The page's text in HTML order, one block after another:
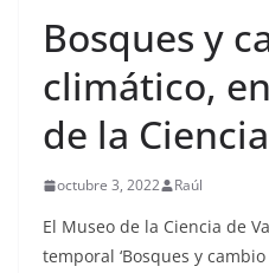
Bosques y
climático,
de la Ciencia
octubre 3, 2022 Raúl
El Museo de la Ciencia de
temporal ‘Bosques y